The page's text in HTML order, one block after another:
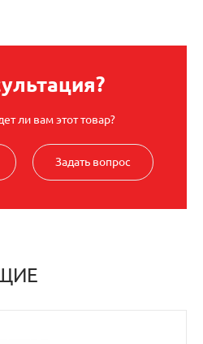
ли вам этот товар?
Задать вопрос